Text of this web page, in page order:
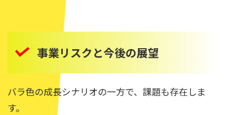
事業リスクと今後の展望
バラ色の成長シナリオの一方で、課題も存在しま
す。